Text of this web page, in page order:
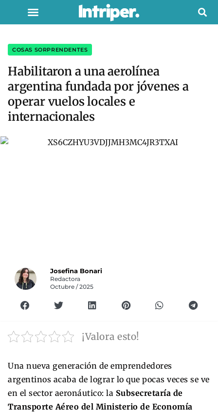
COSAS SORPRENDENTES
Habilitaron a una aerolínea
argentina fundada por jóvenes a
operar vuelos locales e
internacionales
Josefina Bonari
Redactora
Octubre / 2025
¡Valora esto!
Una nueva generación de emprendedores
argentinos acaba de lograr lo que pocas veces se ve
en el sector aeronáutico: la Subsecretaría de
Transporte Aéreo del Ministerio de Economía